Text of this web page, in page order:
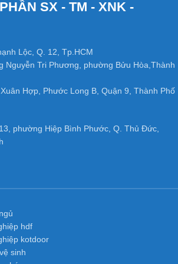
vân gỗ đẹp và quý hiếm tùy thích. Phù hợp
thất.
Veneer:
ngót do kết cấu đã được triệt tiêu thớ gỗ
các mối ghép dưới tác động thời tiết.
khả năng chống mối mọt cao.
nhiệt tốt của cửa gỗ
phủ Veneer
cửa có nhiều khoảng trống do khung xương
âm, cách nhiệt.
gỗ công nghiệp
SX - TM - XNK -
Lộc, Q. 12, Tp.HCM
Nguyễn Tri Phương, phường Bửu Hòa,Thành
Hợp, Phước Long B, Quận 9, Thành Phố
phường Hiệp Bình Phước, Q. Thủ Đức,
hdf
kotdoor
sinh